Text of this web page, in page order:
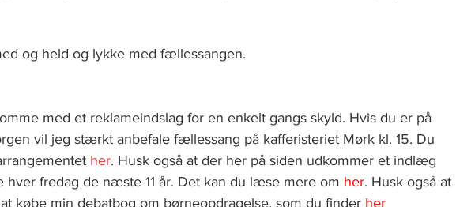
og held og lykke med fællessangen.
med et reklameindslag for en enkelt gangs skyld. Hvis du er på
vil jeg stærkt anbefale fællessang på kafferisteriet Mørk kl. 15. Du
her. Husk også at der her på siden udkommer et indlæg
hver fredag de næste 11 år. Det kan du læse mere om her. Husk også at
købe min debatbog om børneopdragelse, som du finder her